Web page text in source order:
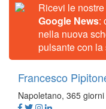
Ricevi le
Google News:
nella nuova
pulsante con la
Francesco
Napoletano, 365